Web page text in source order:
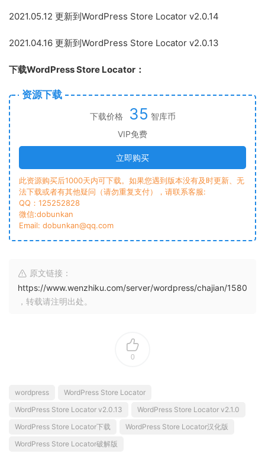
2021.05.12 更新到WordPress Store Locator v2.0.14
2021.04.16 更新到WordPress Store Locator v2.0.13
下载WordPress Store Locator：
资源下载
下载价格 35 智库币
VIP免费
立即购买
此资源购买后1000天内可下载。如果您遇到版本没有及时更新、无
法下载或者有其他疑问（请勿重复支付），请联系客服:
QQ：125252828
微信:dobunkan
Email: dobunkan@qq.com
原文链接：
https://www.wenzhiku.com/server/wordpress/chajian/1580
，转载请注明出处。
0
wordpress
WordPress Store Locator
WordPress Store Locator v2.0.13
WordPress Store Locator v2.1.0
WordPress Store Locator下载
WordPress Store Locator汉化版
WordPress Store Locator破解版